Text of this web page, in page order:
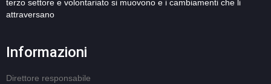
terzo settore e volontariato si muovono e i cambiamenti che li
attraversano
Informazioni
Direttore responsabile